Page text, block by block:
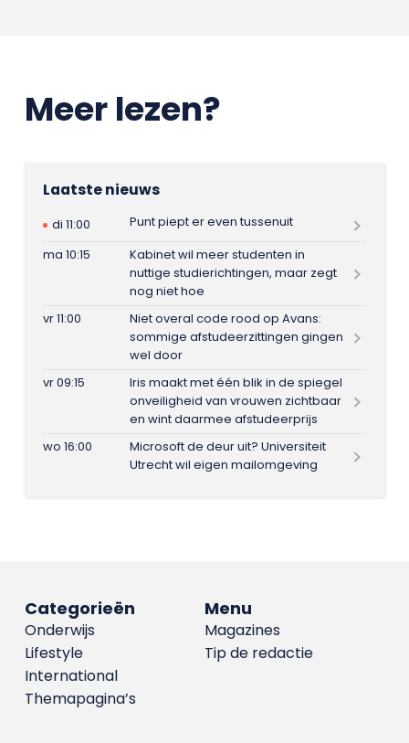
Meer lezen?
Laatste nieuws
di 11:00
Punt piept er even tussenuit
ma 10:15
Kabinet wil meer studenten in
nuttige studierichtingen, maar zegt
nog niet hoe
vr 11:00
Niet overal code rood op Avans:
sommige afstudeerzittingen gingen
wel door
vr 09:15
Iris maakt met één blik in de spiegel
onveiligheid van vrouwen zichtbaar
en wint daarmee afstudeerprijs
wo 16:00
Microsoft de deur uit? Universiteit
Utrecht wil eigen mailomgeving
Menu
Magazines
Tip de redactie
Categorieën
Onderwijs
Lifestyle
International
Themapagina’s